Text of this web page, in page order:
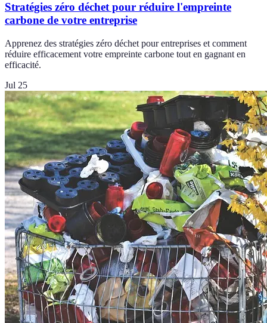
Stratégies zéro déchet pour réduire l'empreinte
carbone de votre entreprise
Apprenez des stratégies zéro déchet pour entreprises et comment
réduire efficacement votre empreinte carbone tout en gagnant en
efficacité.
Jul 25